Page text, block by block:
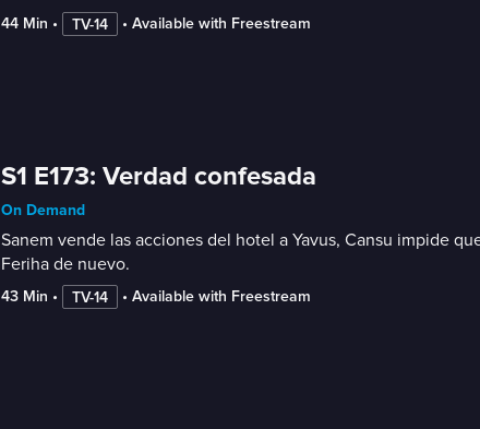
44 Min • TV-14 • Available with Freestream
S1 E173: Verdad confesada
On Demand
Sanem vende las acciones del hotel a Yavus, Cansu impide
Feriha de nuevo.
43 Min • TV-14 • Available with Freestream